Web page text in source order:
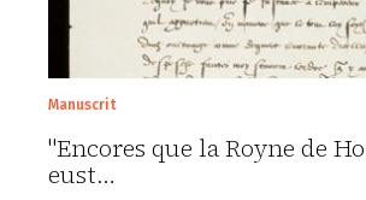
Manuscrit
"Encores que la Royne de
eust…